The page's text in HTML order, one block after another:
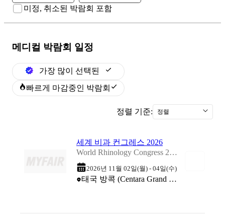
미정, 취소된 박람회 포함
메디컬 박람회 일정
가장 많이 선택된
빠르게 마감중인 박람회
정렬 기준: 정렬
세계 비과 컨그레스 2026
World Rhinology Congress 2026
2026년 11월 02일(월) - 04일(수)
태국 방콕 (Centara Grand and Bangkok Convention Centre)